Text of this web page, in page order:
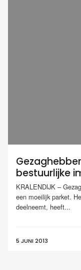
bestuurlijke
KRALENDIJK –
een moeilijk parket.
deelneemt, heeft...
5 JUNI 2013